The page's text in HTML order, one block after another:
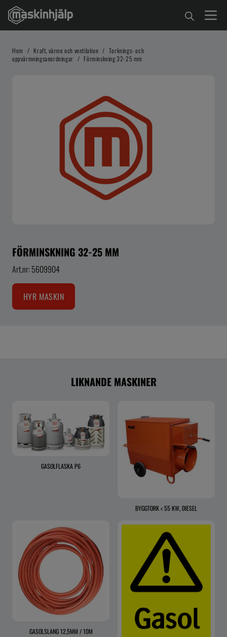
Hem / Kraft, värme och ventilation / Torknings- och
uppvärmningsanordningar / Förminskning 32-25 mm
FÖRMINSKNING 32-25 MM
Art.nr: 5609904
HYR MASKIN
LIKNANDE MASKINER
GASOLFLASKA P6
BYGGTORK < 55 KW, DIESEL
GASOLSLANG 12,5MM / 10M